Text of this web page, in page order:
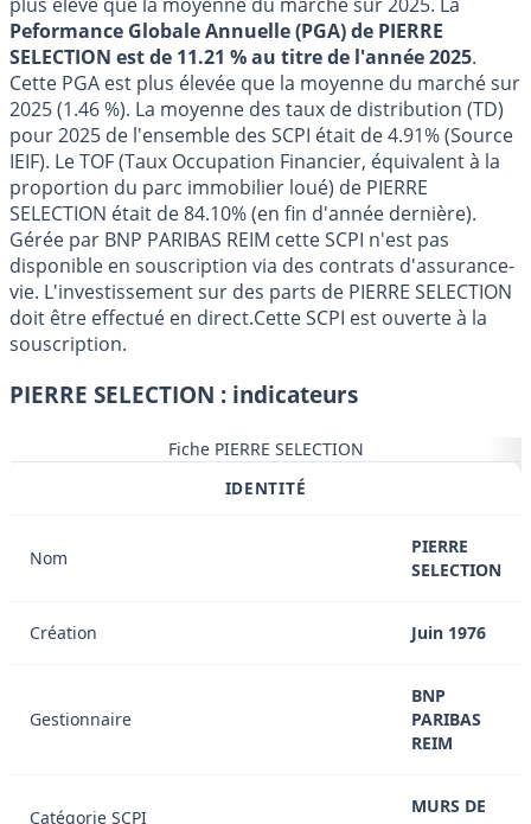
Peformance Globale Annuelle (PGA) de PIERRE
SELECTION est de 11.21 % au titre de l'année 2025.
Cette PGA est plus élevée que la moyenne du marché sur
2025 (1.46 %). La moyenne des taux de distribution (TD)
pour 2025 de l'ensemble des SCPI était de 4.91% (Source
IEIF). Le TOF (Taux Occupation Financier, équivalent à la
proportion du parc immobilier loué) de PIERRE
SELECTION était de 84.10% (en fin d'année dernière).
Gérée par BNP PARIBAS REIM cette SCPI n'est pas
disponible en souscription via des contrats d'assurance-
vie. L'investissement sur des parts de PIERRE SELECTION
doit être effectué en direct.Cette SCPI est ouverte à la
souscription.
PIERRE SELECTION : indicateurs
Fiche PIERRE SELECTION
IDENTITÉ
Nom
PIERRE
SELECTION
Création Juin 1976
Gestionnaire
BNP
PARIBAS
REIM
Catégorie SCPI
MURS DE